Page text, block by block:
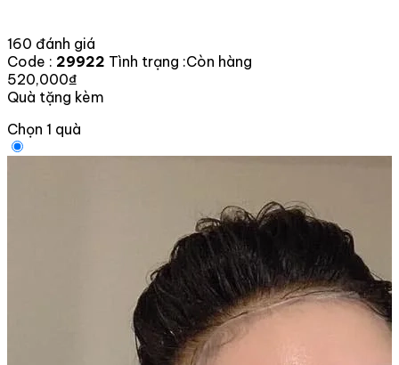
160 đánh giá
Code : 29922 Tình trạng :Còn hàng
520,000₫
Quà tặng kèm
Chọn 1 quà